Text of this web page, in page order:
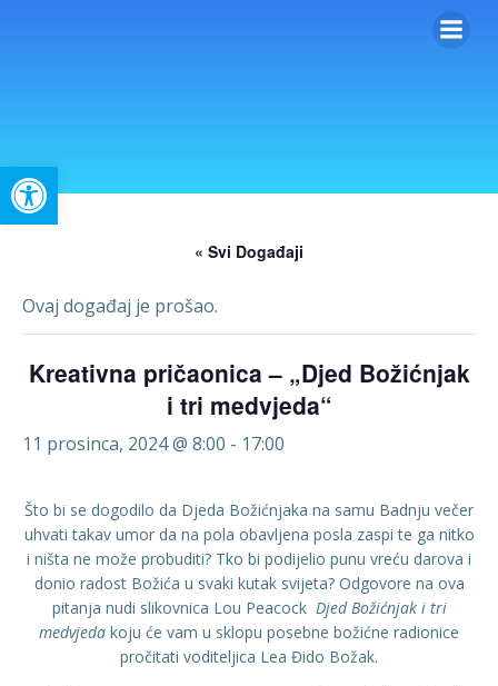
« Svi Događaji
Ovaj događaj je prošao.
Kreativna pričaonica – „Djed Božićnjak
i tri medvjeda“
11 prosinca, 2024 @ 8:00 - 17:00
Što bi se dogodilo da Djeda Božićnjaka na samu Badnju večer
uhvati takav umor da na pola obavljena posla zaspi te ga nitko
i ništa ne može probuditi? Tko bi podijelio punu vreću darova i
donio radost Božića u svaki kutak svijeta? Odgovore na ova
pitanja nudi slikovnica Lou Peacock Djed Božićnjak i tri
medvjeda koju će vam u sklopu posebne božićne radionice
pročitati voditeljica Lea Đido Božak.
Open toolbar